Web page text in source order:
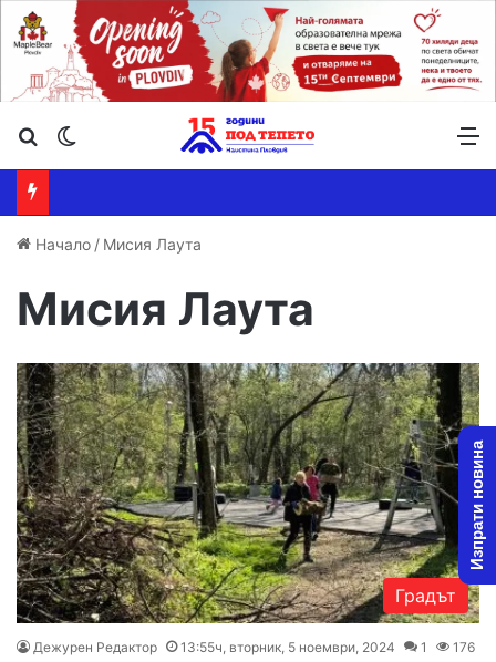
Търсене ...
Начало / Мисия Лаута
Мисия Лаута
Градът
Дежурен Редактор 13:55ч, вторник, 5 ноември, 2024 1 176
Изпрати новина